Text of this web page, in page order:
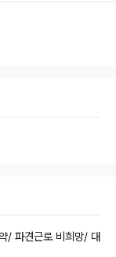
/ 파견근로 비희망/ 대